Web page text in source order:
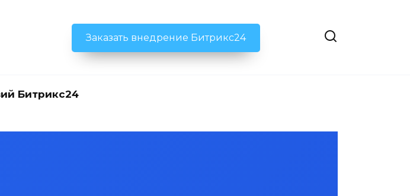
Заказать внедрение Битрикс24
Битрикс24